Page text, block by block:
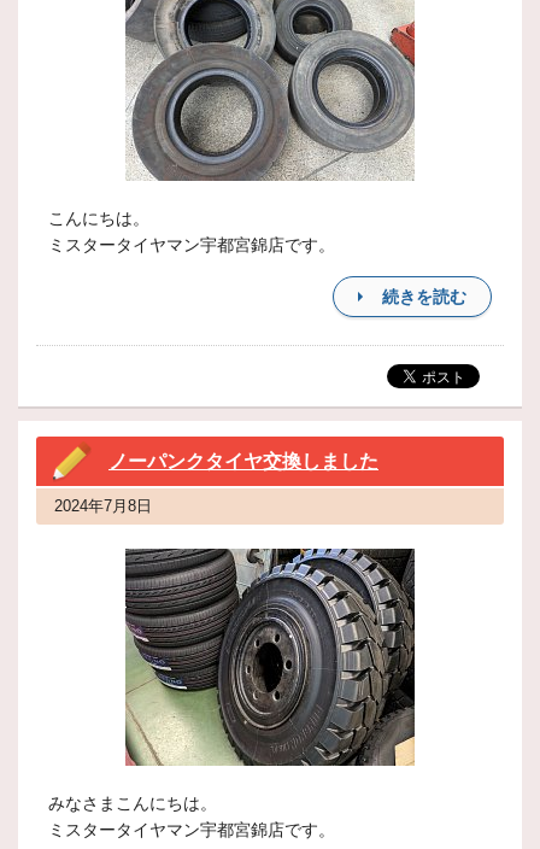
こんにちは。
ミスタータイヤマン宇都宮錦店です。
続きを読む
ノーパンクタイヤ交換しました
2024年7月8日
みなさまこんにちは。
ミスタータイヤマン宇都宮錦店です。